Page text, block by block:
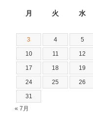
月 火 水
3 4 5
10 11 12
17 18 19
24 25 26
31
« 7月